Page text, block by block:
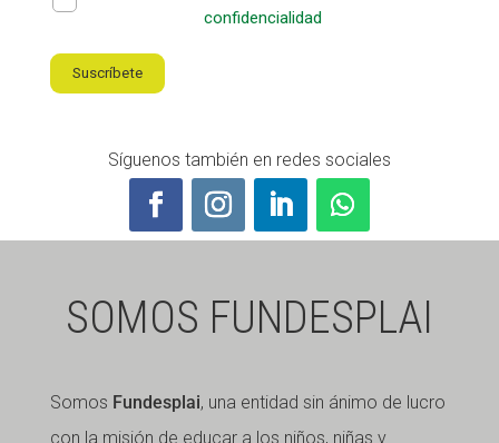
confidencialidad
Suscríbete
Síguenos también en redes sociales
SOMOS FUNDESPLAI
Somos Fundesplai, una entidad sin ánimo de lucro
con la misión de educar a los niños, niñas y